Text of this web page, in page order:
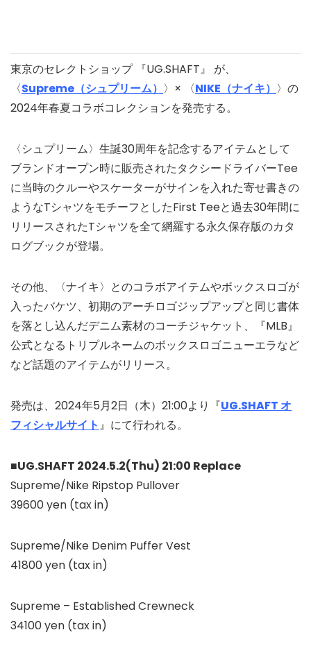
東京のセレクトショップ 『UG.SHAFT』 が、
〈Supreme（シュプリーム） 〉× 〈NIKE（ナイキ） 〉の
2024年春夏コラボコレクションを発売する。
〈シュプリーム〉生誕30周年を記念するアイテムとして
ブランドオープン時に販売されたタクシードライバーTee
に当時のクルーやスケーターがサインを入れた寄せ書きの
ようなTシャツをモチーフとしたFirst Teeと過去30年間に
リリースされたTシャツを全て網羅する永久保存版のカタ
ログブックが登場。
その他、〈ナイキ〉とのコラボアイテムやボックスロゴが
入ったバケツ、初期のアーチロゴジップアップと同じ書体
を落とし込んだデニム素材のコーチジャケット、『MLB』
公式となるトリプルネームのボックスロゴニューエラなど
など話題のアイテムがリリース。
発売は、2024年5月2日（木）21:00より『UG.SHAFT オ
フィシャルサイト』にて行われる。
■UG.SHAFT 2024.5.2(Thu) 21:00 Replace
Supreme/Nike Ripstop Pullover
39600 yen (tax in)
Supreme/Nike Denim Puffer Vest
41800 yen (tax in)
Supreme – Established Crewneck
34100 yen (tax in)